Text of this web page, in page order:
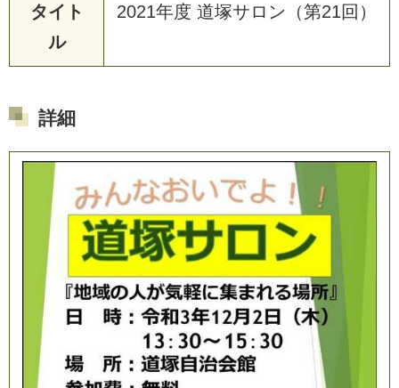
タイト
ル
2021年度 道塚サロ ン （第21回 ）
詳細